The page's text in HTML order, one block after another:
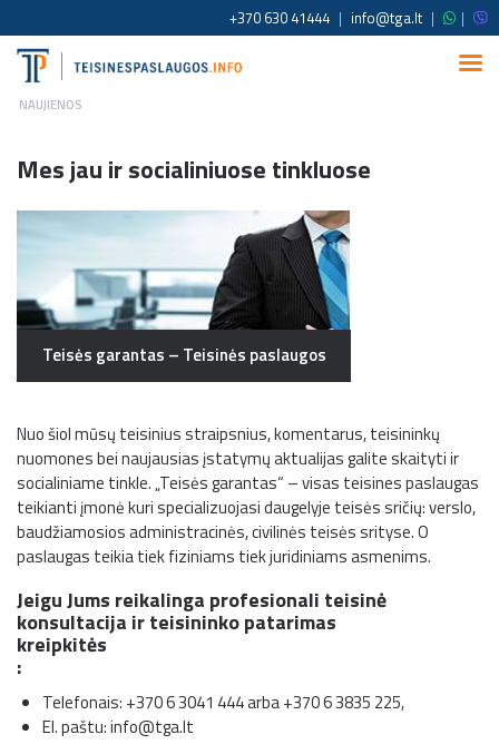
+370 630 41444 | info@tga.lt | |
NAUJIENOS
Mes jau ir socialiniuose tinkluose
Teisės garantas – Teisinės paslaugos
Nuo šiol mūsų teisinius straipsnius, komentarus, teisininkų
nuomones bei naujausias įstatymų aktualijas galite skaityti ir
socialiniame tinkle. „Teisės garantas“ – visas teisines paslaugas
teikianti įmonė kuri specializuojasi daugelyje teisės sričių: verslo,
baudžiamosios administracinės, civilinės teisės srityse. O
paslaugas teikia tiek fiziniams tiek juridiniams asmenims.
Jeigu Jums reikalinga profesionali teisinė
konsultacija ir teisininko patarimas
kreipkitės
:
Telefonais: +370 6 3041 444arba+370 6 3835 225,
El. paštu:info@tga.lt